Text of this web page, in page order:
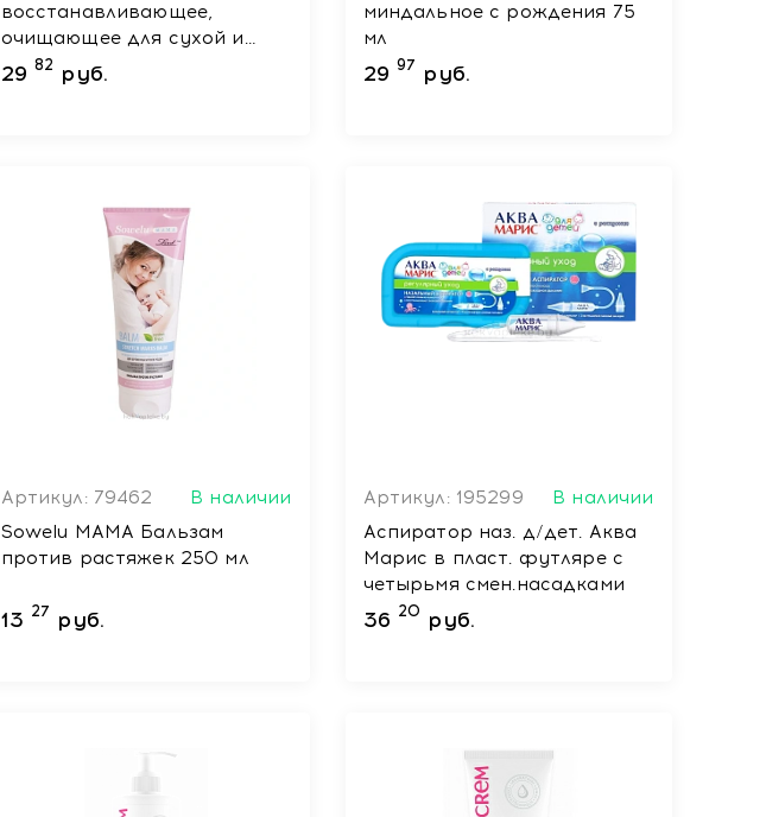
восстанавливающее,
очищающее для сухой и
очень сухой кожи для
младенцев, детей и
29 82 руб.
миндальное с рождения 75
мл
29 97 руб.
Артикул: 79462
В наличии
Sowelu МАМА Бальзам
против растяжек 250 мл
13 27 руб.
Артикул: 195299
В наличии
Аспиратор наз. д/дет. Аква
Марис в пласт. футляре с
четырьмя смен.насадками
36 20 руб.